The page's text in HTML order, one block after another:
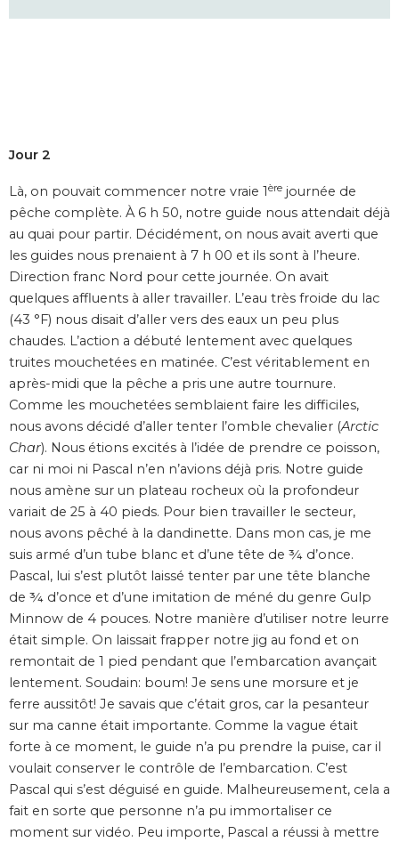
Jour 2
Là, on pouvait commencer notre vraie 1 ère journée de
pêche complète. À 6 h 50, notre guide nous attendait déjà
au quai pour partir. Décidément, on nous avait averti que
les guides nous prenaient à 7 h 00 et ils sont à l’heure.
Direction franc Nord pour cette journée. On avait
quelques affluents à aller travailler. L’eau très froide du lac
(43 °F) nous disait d’aller vers des eaux un peu plus
chaudes. L’action a débuté lentement avec quelques
truites mouchetées en matinée. C’est véritablement en
après-midi que la pêche a pris une autre tournure.
Comme les mouchetées semblaient faire les difficiles,
nous avons décidé d’aller tenter l’omble chevalier (Arctic
Char). Nous étions excités à l’idée de prendre ce poisson,
car ni moi ni Pascal n’en n’avions déjà pris. Notre guide
nous amène sur un plateau rocheux où la profondeur
variait de 25 à 40 pieds. Pour bien travailler le secteur,
nous avons pêché à la dandinette. Dans mon cas, je me
suis armé d’un tube blanc et d’une tête de ¾ d’once.
Pascal, lui s’est plutôt laissé tenter par une tête blanche
de ¾ d’once et d’une imitation de méné du genre Gulp
Minnow de 4 pouces. Notre manière d’utiliser notre leurre
était simple. On laissait frapper notre jig au fond et on
remontait de 1 pied pendant que l’embarcation avançait
lentement. Soudain: boum! Je sens une morsure et je
ferre aussitôt! Je savais que c’était gros, car la pesanteur
sur ma canne était importante. Comme la vague était
forte à ce moment, le guide n’a pu prendre la puise, car il
voulait conserver le contrôle de l’embarcation. C’est
Pascal qui s’est déguisé en guide. Malheureusement, cela a
fait en sorte que personne n’a pu immortaliser ce
moment sur vidéo. Peu importe, Pascal a réussi à mettre